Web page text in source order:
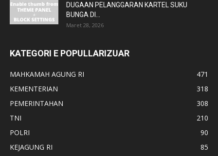
DUGAAN PELANGGARAN KARTEL SUKU
BUNGA DI...
Maret 28, 2026
KATEGORI E POPULLARIZUAR
MAHKAMAH AGUNG RI
471
KEMENTERIAN
318
PEMERINTAHAN
308
TNI
210
POLRI
90
KEJAGUNG RI
85